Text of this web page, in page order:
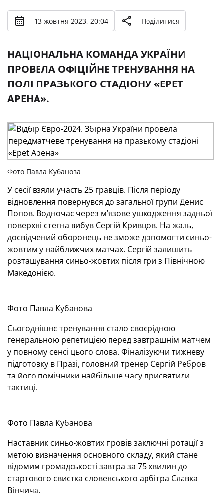
13 жовтня 2023, 20:04 Поділитися
НАЦІОНАЛЬНА КОМАНДА УКРАЇНИ
ПРОВЕЛА ОФІЦІЙНЕ ТРЕНУВАННЯ НА
ПОЛІ ПРАЗЬКОГО СТАДІОНУ «EPET
АРЕНА».
Фото Павла Кубанова
У сесії взяли участь 25 гравців. Після періоду
відновлення повернувся до загальної групи Денис
Попов. Водночас через м’язове ушкодження задньої
поверхні стегна вибув Сергій Кривцов. На жаль,
досвідчений оборонець не зможе допомогти синьо-
жовтим у найближчих матчах. Сергій залишить
розташування синьо-жовтих після гри з Північною
Македонією.
Фото Павла Кубанова
Сьогоднішнє тренування стало своєрідною
генеральною репетицією перед завтрашнім матчем
у повному сенсі цього слова. Фіналізуючи тижневу
підготовку в Празі, головний тренер Сергій Ребров
та його помічники найбільше часу присвятили
тактиці.
Фото Павла Кубанова
Наставник синьо-жовтих провів заключні ротації з
метою визначення основного складу, який стане
відомим громадськості завтра за 75 хвилин до
стартового свистка словенського арбітра Славка
Вінчича.